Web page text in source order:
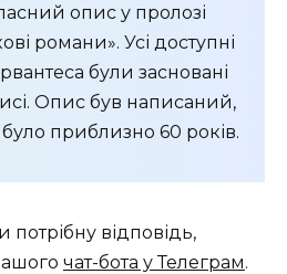
опис у пролозі
романи». Усі доступні
були засновані
Опис був написаний,
приблизно 60 років.
відповідь,
чат-бота у Телеграм.